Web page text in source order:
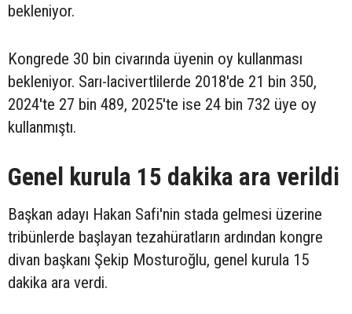
bekleniyor.
Kongrede 30 bin civarında üyenin oy kullanması
bekleniyor. Sarı-lacivertlilerde 2018'de 21 bin 350,
2024'te 27 bin 489, 2025'te ise 24 bin 732 üye oy
kullanmıştı.
Genel kurula 15 dakika ara verildi
Başkan adayı Hakan Safi'nin stada gelmesi üzerine
tribünlerde başlayan tezahüratların ardından kongre
divan başkanı Şekip Mosturoğlu, genel kurula 15
dakika ara verdi.